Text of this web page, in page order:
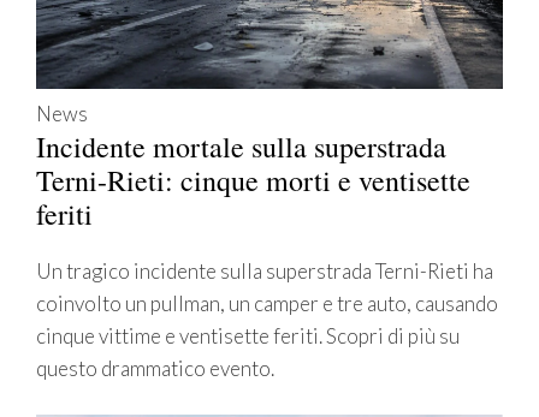
News
Incidente mortale sulla superstrada
Terni-Rieti: cinque morti e ventisette
feriti
Un tragico incidente sulla superstrada Terni-Rieti ha
coinvolto un pullman, un camper e tre auto, causando
cinque vittime e ventisette feriti. Scopri di più su
questo drammatico evento.